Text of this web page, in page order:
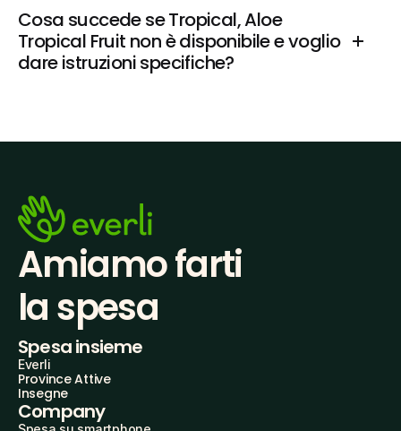
Cosa succede se Tropical, Aloe
Tropical Fruit non è disponibile e voglio
dare istruzioni specifiche?
Amiamo farti
la spesa
Spesa insieme
Everli
Province Attive
Insegne
Company